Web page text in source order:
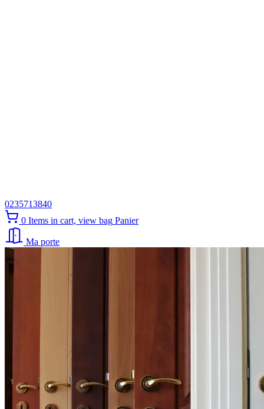
0235713840
0 Items in cart, view bag Panier
Ma porte